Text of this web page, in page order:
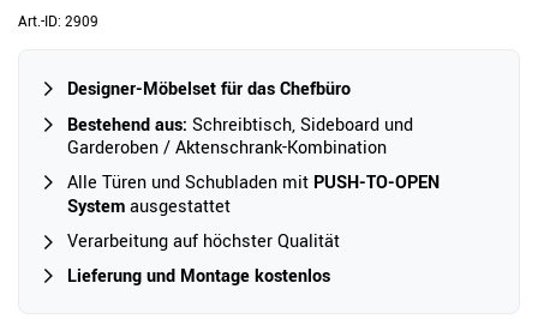
Art.-ID: 2909
Designer-Möbelset für das Chefbüro
Bestehend aus: Schreibtisch, Sideboard und
Garderoben / Aktenschrank-Kombination
Alle Türen und Schubladen mit PUSH-TO-OPEN
Systemausgestattet
Verarbeitung auf höchster Qualität
Lieferung und Montage kostenlos